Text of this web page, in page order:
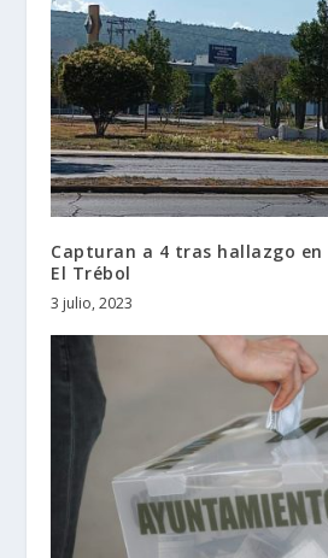
Capturan a 4 tras hallazgo
El Trébol
3 julio, 2023